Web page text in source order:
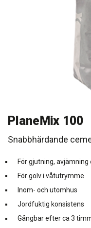
Rengöring och
Putsbruk och
Stegljudsmembran
Kurs för proffs
Tekniska frågor
PlaneMix 100
Snabbhärdande
För gjutning,
För golv i våtutrymme
Inom- och utomhus
Jordfuktig konsistens
Gångbar efter ca 3